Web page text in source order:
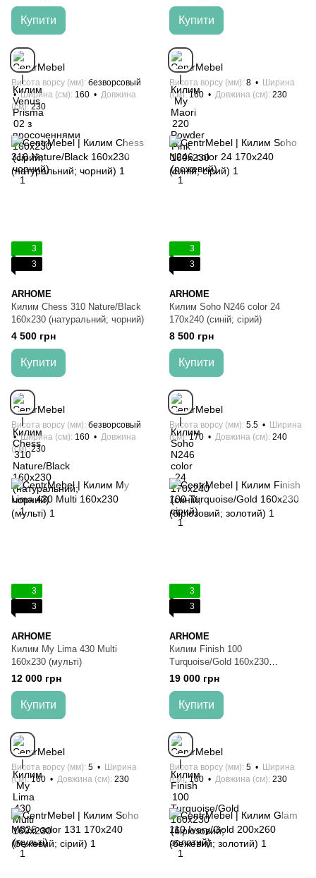
Купити
Висота ворсу (мм) безворсовый
Ширина (см) 160
Довжина
(см) 230
Купити
Висота ворсу (мм) 8
Ширина
(см) 160 Довжина (см) 230
3
3
ARHOME
Килим Chess 310 Nature/Black
160х230 (натуральний; чорний)
4 500 грн
Купити
Висота ворсу (мм) безворсовый
Ширина (см) 160
Довжина
(см) 230
3
3
ARHOME
Килим Soho N246 color 24
170x240 (синій; сірий)
8 500 грн
Купити
Висота ворсу (мм) 5.5
Ширина
(см) 170 Довжина (см) 240
3
3
ARHOME
Килим My Lima 430 Multi
160х230 (мульті)
12 000 грн
Купити
Висота ворсу (мм) 5
Ширина
(см) 160 Довжина (см) 230
3
3
ARHOME
Килим Finish 100
Turquoise/Gold 160х230
(бірюзовий; золотий)
19 000 грн
Купити
Висота ворсу (мм) 5
Ширина
(см) 160 Довжина (см) 230